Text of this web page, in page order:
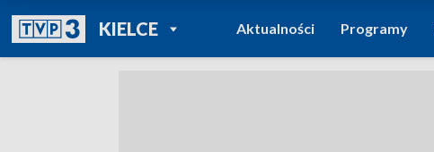
KIELCEPOWRÓT DO
TVP REGIONY
Aktualności Programy